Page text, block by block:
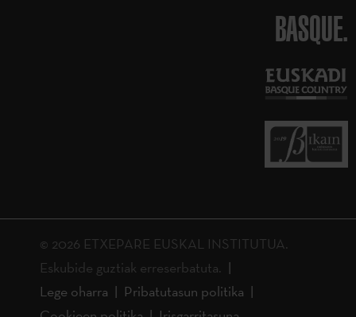
BASQUE.
© 2026 ETXEPARE EUSKAL INSTITUTUA.
Eskubide guztiak erreserbatuta.
Lege oharra
Pribatutasun politika